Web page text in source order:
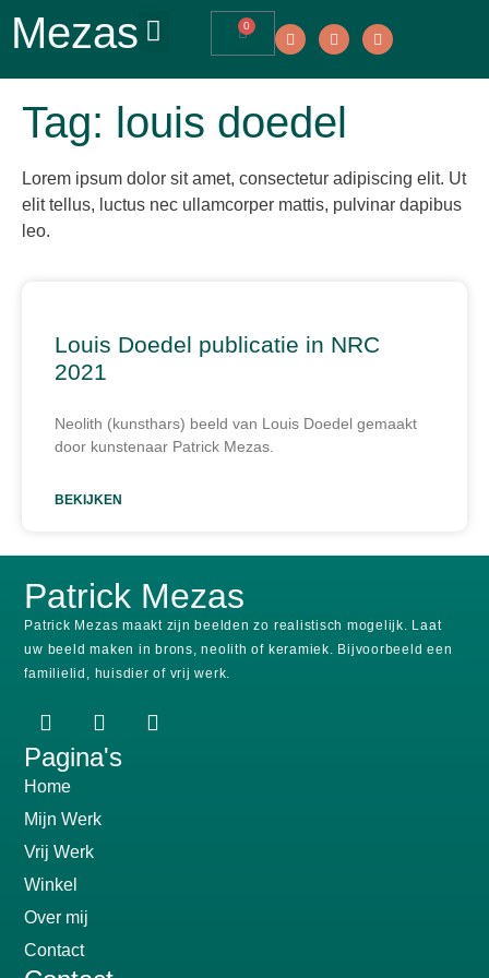
Mezas 0
Tag: louis doedel
Lorem ipsum dolor sit amet, consectetur adipiscing elit. Ut
elit tellus, luctus nec ullamcorper mattis, pulvinar dapibus
leo.
Louis Doedel publicatie in NRC
2021
Neolith (kunsthars) beeld van Louis Doedel gemaakt
door kunstenaar Patrick Mezas.
BEKIJKEN
Patrick Mezas
Patrick Mezas maakt zijn beelden zo realistisch mogelijk. Laat
uw beeld maken in brons, neolith of keramiek.
Bijvoorbeeld een
familielid, huisdier of vrij werk.
Pagina's
Home
Mijn Werk
Vrij Werk
Winkel
Over mij
Contact